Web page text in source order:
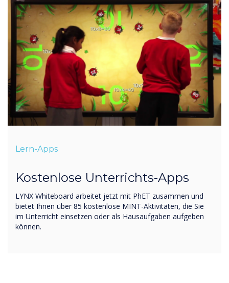
Lern-Apps
Kostenlose Unterrichts-Apps
LYNX Whiteboard arbeitet jetzt mit PhET zusammen und
bietet Ihnen über 85 kostenlose MINT-Aktivitäten, die Sie
im Unterricht einsetzen oder als Hausaufgaben aufgeben
können.